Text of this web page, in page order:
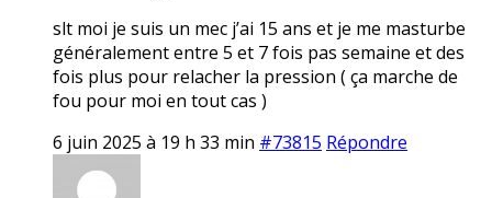
slt moi je suis un mec j’ai 15 ans et je me masturbe
généralement entre 5 et 7 fois pas semaine et des
fois plus pour relacher la pression ( ça marche de
fou pour moi en tout cas )
6 juin 2025 à 19 h 33 min #73815 Répondre